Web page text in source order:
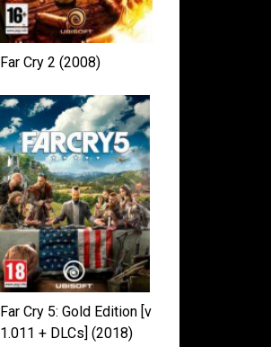
Far Cry 2 (2008)
Far Cry 5: Gold Edition [v
1.011 + DLCs] (2018)